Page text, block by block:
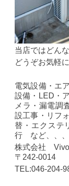
当店ではどん
どうぞお気軽
電気設備・エ
設備・LED・
メラ・漏電調
設工事・リフ
替・エクステ
行 など、、、
株式会社 Vivo
〒242-0014
TEL:046-